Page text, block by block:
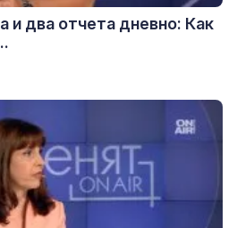
и два отчета дневно: Как